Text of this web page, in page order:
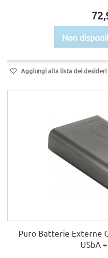
Non
Aggiungi alla lista dei desideri
Puro Batterie Externe
USbA